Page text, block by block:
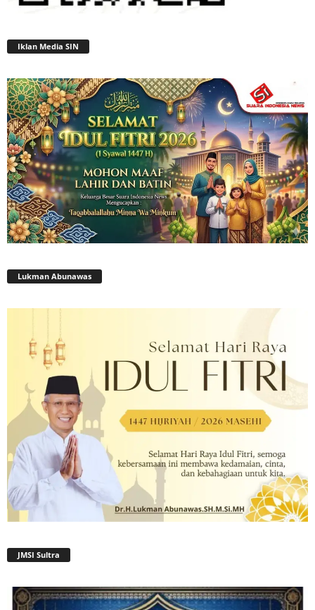
Iklan Media SIN
Lukman Abunawas
JMSI Sultra